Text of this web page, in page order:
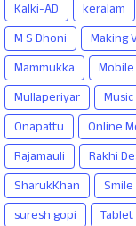
Kalki-AD
keralam
M S Dhoni
Making
Mammukka
Mobile
Mullaperiyar
Onapattu
Online
Rajamauli
Rakhi
SharukKhan
Smile
suresh gopi
Tablet